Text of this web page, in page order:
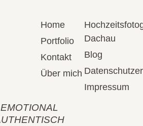
Home
Portfolio
Kontakt
Über mich
Dachau
Blog
Impressum
EMOTIONAL